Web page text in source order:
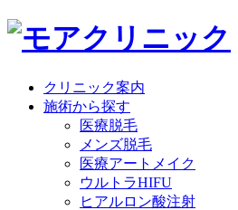
クリニック案内
施術から探す
医療脱毛
メンズ脱毛
医療アートメイク
ウルトラHIFU
ヒアルロン酸注射